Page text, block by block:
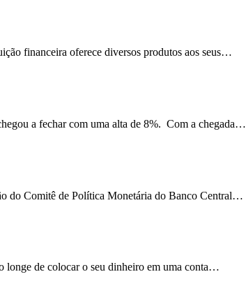
financeira oferece diversos produtos aos seus…
a fechar com uma alta de 8%. Com a chegada…
do Comitê de Política Monetária do Banco Central…
longe de colocar o seu dinheiro em uma conta…